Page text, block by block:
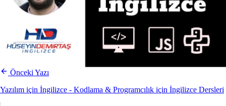
Önceki Yazı
Yazılım için İngilizce - Kodlama & Programcılık için İngilizce Dersleri